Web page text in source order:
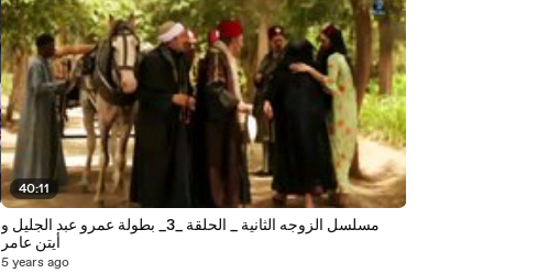
40:11
مسلسل الزوجه الثانية _ الحلقة _3_ بطولة عمرو عبد الجليل و
أيتن عامر
5 years ago